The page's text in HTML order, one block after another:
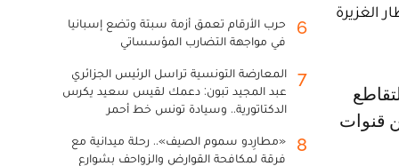
من الأمطار الغزيرة
قنوات
6
حرب الأرقام تعمق أزمة سبتة وتضع إسبانيا
في مواجهة التضارب المؤسساتي
7
المعارضة التونسية تراسل الرئيس الجزائري
عبد المجيد تبون: دعمك لقيس سعيد يكرس
الدكتاتورية.. وسيادة تونس خط أحمر
8
«مطارِدو سموم الصيف».. رحلة ميدانية مع
فرقة لمكافحة القوارض والزواحف بشوارع